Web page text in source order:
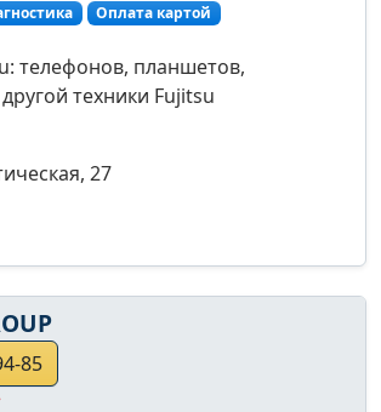
Оплата картой
телефонов, планшетов,
техники Fujitsu
27
85